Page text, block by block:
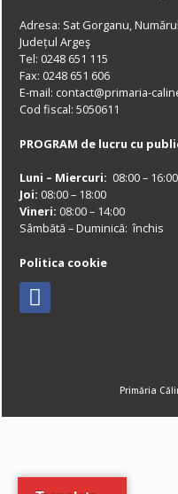
Adresa: Sat Gorganu,
Județul Argeş
Tel: 0248 651 115
Fax: 0248 651 606
E-mail: contact@primaria-
Cod fiscal: 5050611
PROGRAM de lucru cu
Luni – Miercuri: 08:00 – 16:00
Joi: 08:00 – 18:00
Vineri: 08:00 – 14:00
Sâmbătă – Duminică: închis
Politica cookie
Primăria